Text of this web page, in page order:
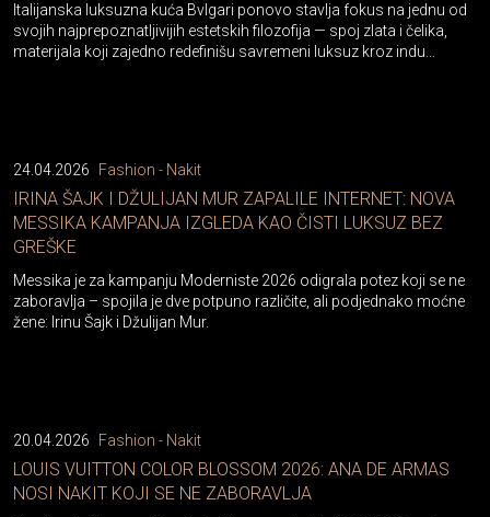
Italijanska luksuzna kuća Bvlgari ponovo stavlja fokus na jednu od
svojih najprepoznatljivijih estetskih filozofija — spoj zlata i čelika,
materijala koji zajedno redefinišu savremeni luksuz kroz indu...
24.04.2026 Fashion - Nakit
IRINA ŠAJK I DŽULIJAN MUR ZAPALILE INTERNET: NOVA
MESSIKA KAMPANJA IZGLEDA KAO ČISTI LUKSUZ BEZ
GREŠKE
Messika je za kampanju Moderniste 2026 odigrala potez koji se ne
zaboravlja – spojila je dve potpuno različite, ali podjednako moćne
žene: Irinu Šajk i Džulijan Mur.
20.04.2026 Fashion - Nakit
LOUIS VUITTON COLOR BLOSSOM 2026: ANA DE ARMAS
NOSI NAKIT KOJI SE NE ZABORAVLJA